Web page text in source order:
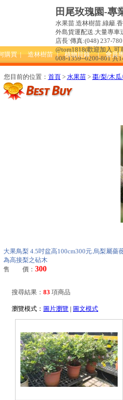
田尾玫瑰園-專
水果苗.造林樹苗.綠籬.
外島貨運配送.大量專車
店長˙傳真:(048) 237-
@tom1818(歡迎加入.
008-1359--0200-801 共
購買 | 造林樹苗 | 植物目錄 | 會員
您目前的位置： 首頁> 水果苗> 棗/梨/木瓜
大果鳥梨 4.5吋盆高100cm300元.烏梨屬
為高接梨之砧木
售 價： 300
搜尋結果： 83 項商品
瀏覽模式： 圖片瀏覽 | 圖文模式